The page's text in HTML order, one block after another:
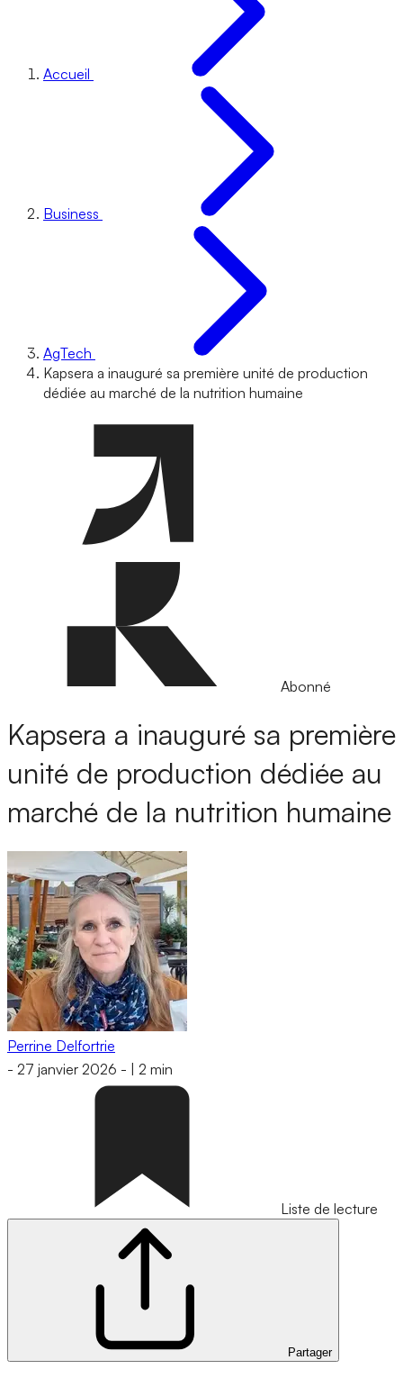
Accueil
Business
AgTech
Kapsera a inauguré sa première unité de production
dédiée au marché de la nutrition humaine
Abonné
Kapsera a inauguré sa première
unité de production dédiée au
marché de la nutrition humaine
Perrine Delfortrie
- 27 janvier 2026 - 2 min
Liste de lecture
Partager